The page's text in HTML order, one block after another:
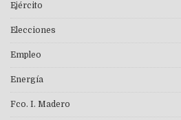
Ejército
Elecciones
Empleo
Energía
Fco. I. Madero